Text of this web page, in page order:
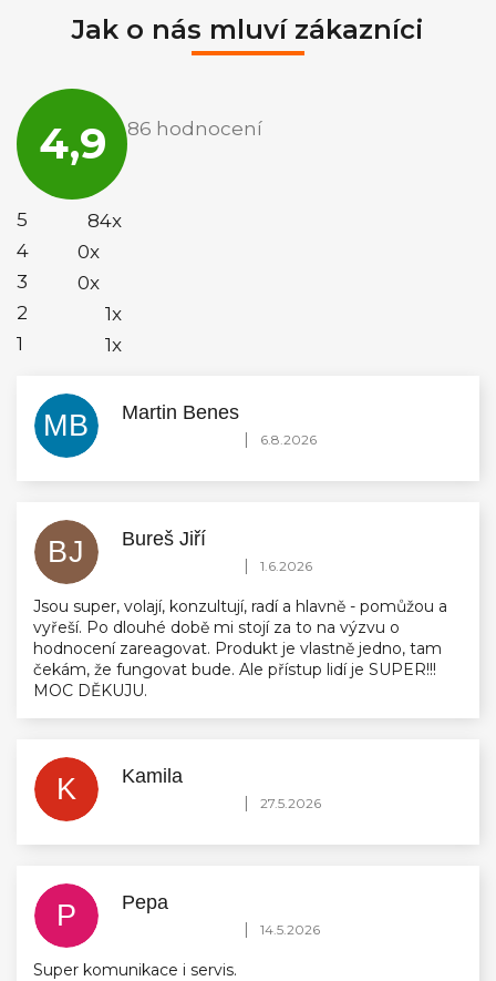
Jak o nás mluví zákazníci
4,9
obchodu
je
86 hodnocení
5
84x
4
0x
3
0x
2
1x
1
1x
MB Martin Benes
Hodnocení obchodu je 5 z 5 hvězdiček.
| 6.8.2026
BJ Bureš Jiří
Hodnocení obchodu je 5 z 5 hvězdiček.
| 1.6.2026
Jsou super, volají, konzultují, radí a hlavně - pomůžou a
vyřeší. Po dlouhé době mi stojí za to na výzvu o
hodnocení zareagovat. Produkt je vlastně jedno, tam
čekám, že fungovat bude. Ale přístup lidí je SUPER!!!
MOC DĚKUJU.
K Kamila
Hodnocení obchodu je 5 z 5 hvězdiček.
| 27.5.2026
P Pepa
Hodnocení obchodu je 5 z 5 hvězdiček.
| 14.5.2026
Super komunikace i servis.